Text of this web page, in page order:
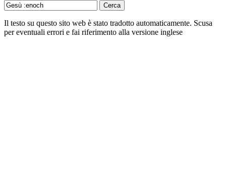
Il testo su questo sito web è stato tradotto automaticamente. Scusa
per eventuali errori e fai riferimento alla versione inglese